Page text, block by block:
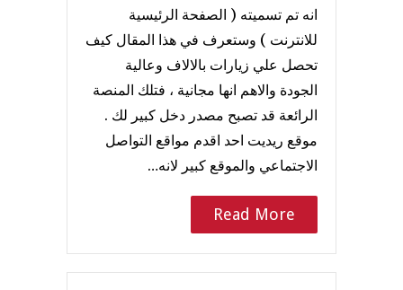
انه تم تسميته ( الصفحة الرئيسية
للانترنت ) وستعرف في هذا المقال كيف
تحصل علي زيارات بالالاف وعالية
الجودة والاهم انها مجانية ، فتلك المنصة
الرائعة قد تصبح مصدر دخل كبير لك .
موقع ريديت احد اقدم مواقع التواصل
الاجتماعي والموقع كبير لانه…
Read More